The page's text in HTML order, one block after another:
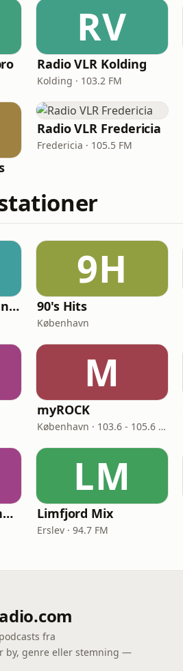
RV
Radio VLR Kolding
Kolding · 103.2 FM
Radio VLR Fredericia
Fredericia · 105.5 FM
Classic Rock (København)
9H
90's Hits
København
M
myROCK
København · 103.6 - 105.6 FM
Retro-Radio Millennium
LM
Limfjord Mix
Erslev · 94.7 FM
fra
by, genre eller stemning —